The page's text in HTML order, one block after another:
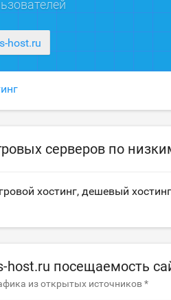
host.ru
серверов по
хостинг, дешевый
host.ru посещаемость
из открытых источников *